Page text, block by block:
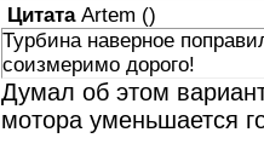
Цитата Artem ()
Турбина наверное
соизмеримо дорого!
Думал об этом
мотора уменьшается